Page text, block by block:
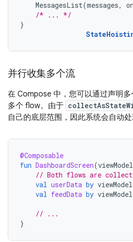
MessagesList(messages,
/* ... */
}
并行收集多个流
在 Compose 中，您可以通过声明
多个 flow。由于
自己的底层范围，因此系统会自动处
@Composable
fun DashboardScreen(viewModel
// Both flows are
val userData by viewModel
val feedData by viewModel
// ...
}